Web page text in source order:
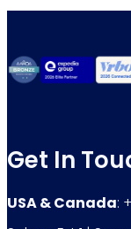
Get In
USA & Canada: